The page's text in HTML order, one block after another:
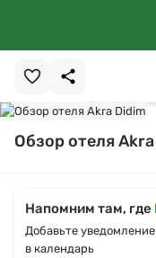
Обзор отеля
Напомним там, где
Добавьте
в календарь